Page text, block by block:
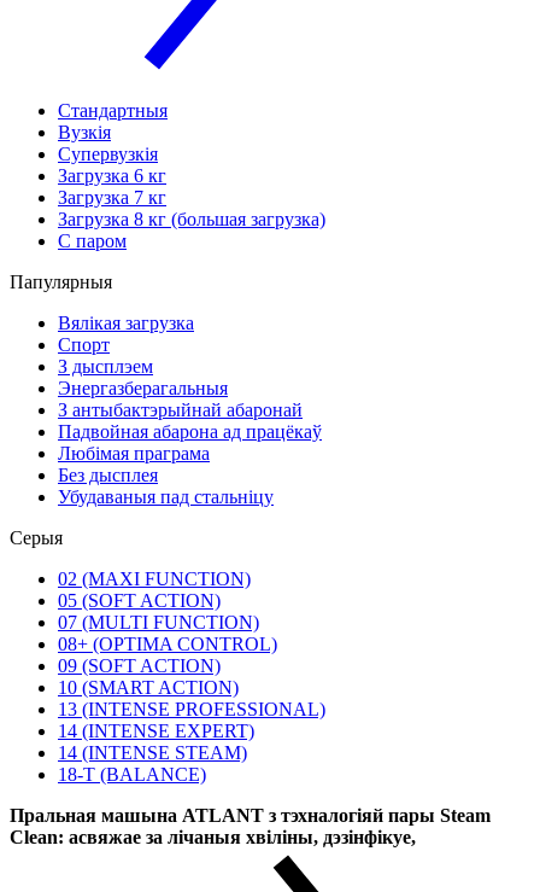
Стандартныя
Вузкія
Супервузкія
Загрузка 6 кг
Загрузка 7 кг
Загрузка 8 кг (большая загрузка)
С паром
Папулярныя
Вялікая загрузка
Спорт
З дысплэем
Энергазберагальныя
З антыбактэрыйнай абаронай
Падвойная абарона ад працёкаў
Любімая праграма
Без дысплея
Убудаваныя пад стальніцу
Серыя
02 (MAXI FUNCTION)
05 (SOFT ACTION)
07 (MULTI FUNCTION)
08+ (OPTIMA CONTROL)
09 (SOFT ACTION)
10 (SMART ACTION)
13 (INTENSE PROFESSIONAL)
14 (INTENSE EXPERT)
14 (INTENSE STEAM)
18-T (BALANCE)
Пральная машына ATLANT з тэхналогіяй пары Steam
Clean: асвяжае за лічаныя хвіліны, дэзінфікуе,